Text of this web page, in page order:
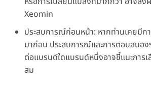
Xeomin
ประสบการณ์ก่อนหน้า: หากท่านเคยมีก
มาก่อน ประสบการณ์และการตอบสนอ
ต่อแบรนด์ใดแบรนด์หนึ่งอาจชี้แนะการเ
สม